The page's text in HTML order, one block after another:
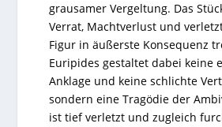
grausamer Vergeltung. Das
Verrat, Machtverlust und
Figur in äußerste Konsequenz
Euripides gestaltet dabei keine
Anklage und keine schlichte
sondern eine Tragödie der
ist tief verletzt und zugleich